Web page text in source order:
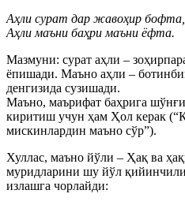
Аҳли сурат дар жавоҳир бофта,
Аҳли маъни баҳри маъни ёфта.
Мазмуни: сурат аҳли –
ёпишади. Маъно аҳли –
денгизида сузишади.
Маъно, маърифат баҳрига
киритиш учун ҳам Ҳол керак
мискинлардин маъно сўр”).
Хуллас, маъно йўли – Ҳақ ва
муридларини шу йўл
излашга чорлайди: